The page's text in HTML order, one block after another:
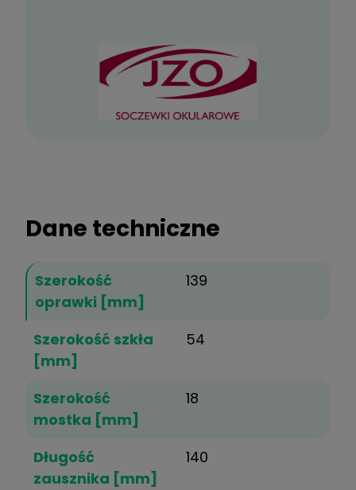
Dane techniczne
Szerokość
oprawki [mm]
139
Szerokość szkła
[mm]
54
Szerokość
mostka [mm]
18
Długość
zausznika [mm]
140